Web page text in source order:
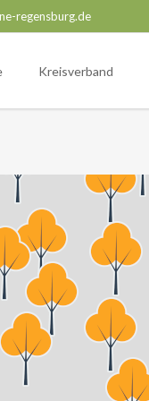
regensburg.de
Kreisverband